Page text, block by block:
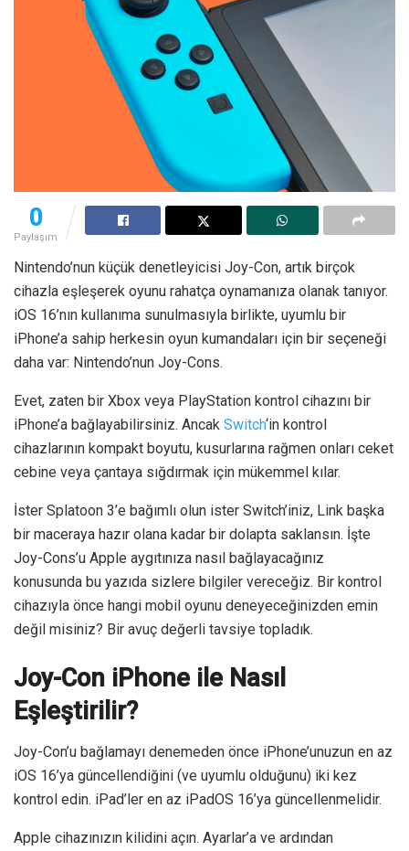
0
Paylaşım
Nintendo’nun küçük denetleyicisi Joy-Con, artık birçok
cihazla eşleşerek oyunu rahatça oynamanıza olanak tanıyor.
iOS 16’nın kullanıma sunulmasıyla birlikte, uyumlu bir
iPhone’a sahip herkesin oyun kumandaları için bir seçeneği
daha var: Nintendo’nun Joy-Cons.
Evet, zaten bir Xbox veya PlayStation kontrol cihazını bir
iPhone’a bağlayabilirsiniz. Ancak Switch‘in kontrol
cihazlarının kompakt boyutu, kusurlarına rağmen onları ceket
cebine veya çantaya sığdırmak için mükemmel kılar.
İster Splatoon 3’e bağımlı olun ister Switch’iniz, Link başka
bir maceraya hazır olana kadar bir dolapta saklansın. İşte
Joy-Cons’u Apple aygıtınıza nasıl bağlayacağınız
konusunda bu yazıda sizlere bilgiler vereceğiz. Bir kontrol
cihazıyla önce hangi mobil oyunu deneyeceğinizden emin
değil misiniz? Bir avuç değerli tavsiye topladık.
Joy-Con iPhone ile Nasıl
Eşleştirilir?
Joy-Con’u bağlamayı denemeden önce iPhone’unuzun en az
iOS 16’ya güncellendiğini (ve uyumlu olduğunu) iki kez
kontrol edin. iPad’ler en az iPadOS 16’ya güncellenmelidir.
Apple cihazınızın kilidini açın. Ayarlar’a ve ardından